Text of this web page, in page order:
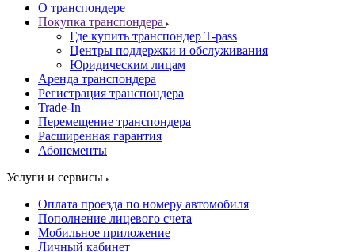
О транспондере
Покупка транспондера
Где купить транспондер T-pass
Центры поддержки и обслуживания
Юридическим лицам
Аренда транспондера
Регистрация транспондера
Trade-In
Перемещение транспондера
Расширенная гарантия
Абонементы
Услуги и сервисы
Оплата проезда по номеру автомобиля
Пополнение лицевого счета
Мобильное приложение
Личный кабинет